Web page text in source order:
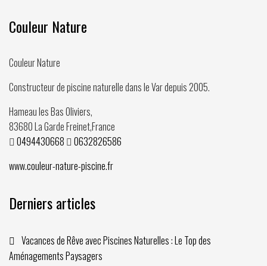
Couleur Nature
Couleur Nature
Constructeur de piscine naturelle dans le Var depuis2005.
Hameau les Bas Oliviers,
83680La Garde Freinet,France
0494430668
0632826586
www.couleur-nature-piscine.fr
Derniers articles
Vacances de Rêve avec Piscines Naturelles : Le Top des
Aménagements Paysagers